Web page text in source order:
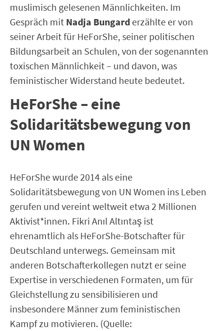
muslimisch gelesenen Männlichkeiten. Im
Gespräch mit Nadja Bungard erzählte er von
seiner Arbeit für HeForShe, seiner politischen
Bildungsarbeit an Schulen, von der sogenannten
toxischen Männlichkeit – und davon, was
feministischer Widerstand heute bedeutet.
HeForShe – eine
Solidaritätsbewegung von
UN Women
HeForShe wurde 2014 als eine
Solidaritätsbewegung von UN Women ins Leben
gerufen und vereint weltweit etwa 2 Millionen
Aktivist*innen. Fikri Anıl Altıntaş ist
ehrenamtlich als HeForShe-Botschafter für
Deutschland unterwegs. Gemeinsam mit
anderen Botschafterkollegen nutzt er seine
Expertise in verschiedenen Formaten, um für
Gleichstellung zu sensibilisieren und
insbesondere Männer zum feministischen
Kampf zu motivieren. (Quelle: